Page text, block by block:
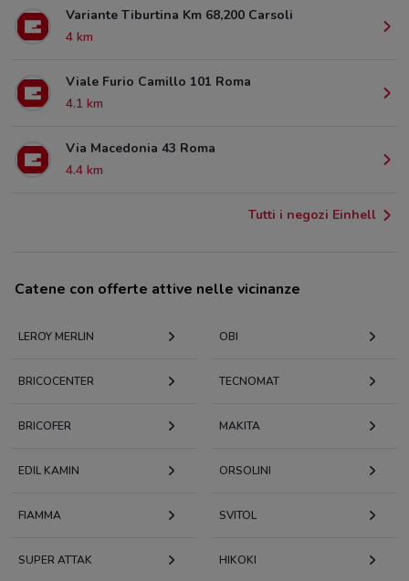
Variante Tiburtina Km 68,200 Carsoli
4 km
Viale Furio Camillo 101 Roma
4.1 km
Via Macedonia 43 Roma
4.4 km
Tutti i negozi Einhell
Catene con offerte attive nelle vicinanze
LEROY MERLIN OBI
BRICOCENTER TECNOMAT
BRICOFER MAKITA
EDIL KAMIN ORSOLINI
FIAMMA SVITOL
SUPER ATTAK HIKOKI